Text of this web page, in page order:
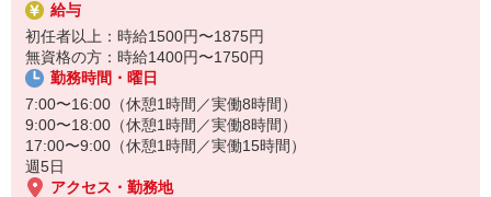
研修制度が整っているクリニックも多く、
医療業界への第一歩として人気のある職種です♪
給与
初任者以上：時給1500円〜1875円
無資格の方：時給1400円〜1750円
勤務時間・曜日
7:00〜16:00（休憩1時間／実働8時間）
9:00〜18:00（休憩1時間／実働8時間）
17:00〜9:00（休憩1時間／実働15時間）
週5日
アクセス・勤務地